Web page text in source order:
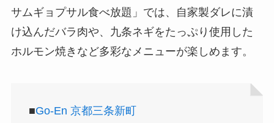
サムギョプサル食べ放題」では、自家製ダレに漬
け込んだバラ肉や、九条ネギをたっぷり使用した
ホルモン焼きなど多彩なメニューが楽しめます。
■Go-En 京都三条新町